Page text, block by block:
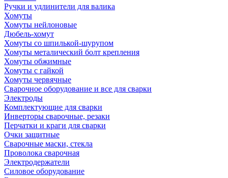
Ручки и удлинители для валика
Хомуты
Хомуты нейлоновые
Дюбель-хомут
Хомуты со шпилькой-шурупом
Хомуты металический болт крепления
Хомуты обжимные
Хомуты с гайкой
Хомуты червячные
Сварочное оборудование и все для сварки
Электроды
Комплектующие для сварки
Инверторы сварочные, резаки
Перчатки и краги для сварки
Очки защитные
Сварочные маски, стекла
Проволока сварочная
Электродержатели
Силовое оборудование